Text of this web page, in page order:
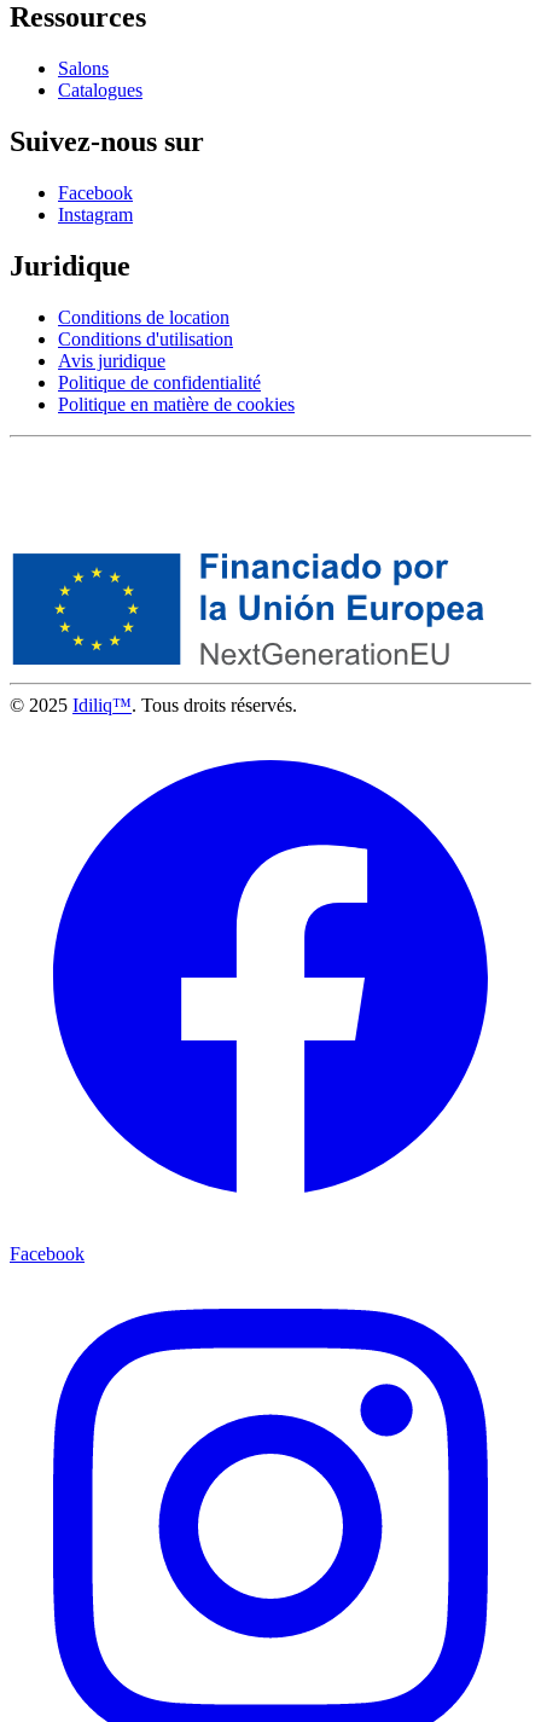
Ressources
Salons
Catalogues
Suivez-nous sur
Facebook
Instagram
Juridique
Conditions de location
Conditions d'utilisation
Avis juridique
Politique de confidentialité
Politique en matière de cookies
© 2025 Idiliq™. Tous droits réservés.
Facebook